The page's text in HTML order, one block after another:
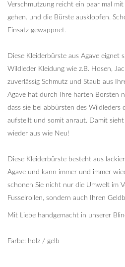
Verschmutzung reicht ein paar mal
gehen. und die Bürste ausklopfen.
Einsatz gewappnet.
Diese Kleiderbürste aus Agave eignet
Wildleder Kleidung wie z.B. Hosen,
zuverlässig Schmutz und Staub aus
Agave hat durch Ihre harten Borsten
dass sie bei abbürsten des Wildleders
aufstellt und somit anraut. Damit
wieder aus wie Neu!
Diese Kleiderbürste besteht aus
Agave und kann immer und immer
schonen Sie nicht nur die Umwelt im
Fusselrollen, sondern auch Ihren
Mit Liebe handgemacht in unserer
Farbe: holz / gelb